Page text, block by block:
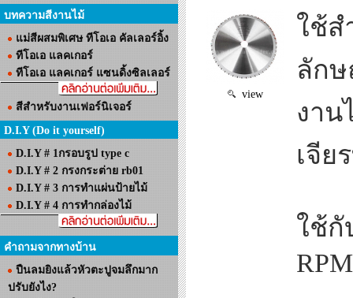
บทความสีงานไม้
แม่สีผสมพิเศษ ทีโอเอ คัลเลอร์อิ้ง
ทีโอเอ แลคเกอร์
ทีโอเอ แลคเกอร์ แซนดิ้งซิลเลอร์
สีสำหรับงานเฟอร์นิเจอร์
D.I.Y (Do it yourself)
D.I.Y # 1กรอบรูป type c
D.I.Y # 2 กรงกระต่าย rb01
D.I.Y # 3 การทำแผ่นป้ายไม้
D.I.Y # 4 การทำกล่องไม้
คำถามจากทางบ้าน
ปืนลมยิงแล้วหัวตะปูจมลึกมาก
ปรับยังไง?
view
ใช้ส
ลัก
งาน
เจีย
ใช้กั
RPM